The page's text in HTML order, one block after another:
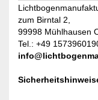
zum Birntal 2,
99998 Mühlhausen
Tel.: +49